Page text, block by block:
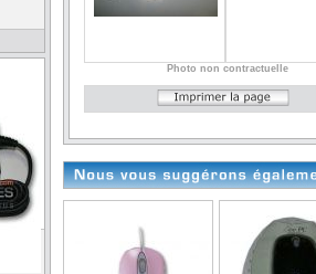
Photo non contractuelle